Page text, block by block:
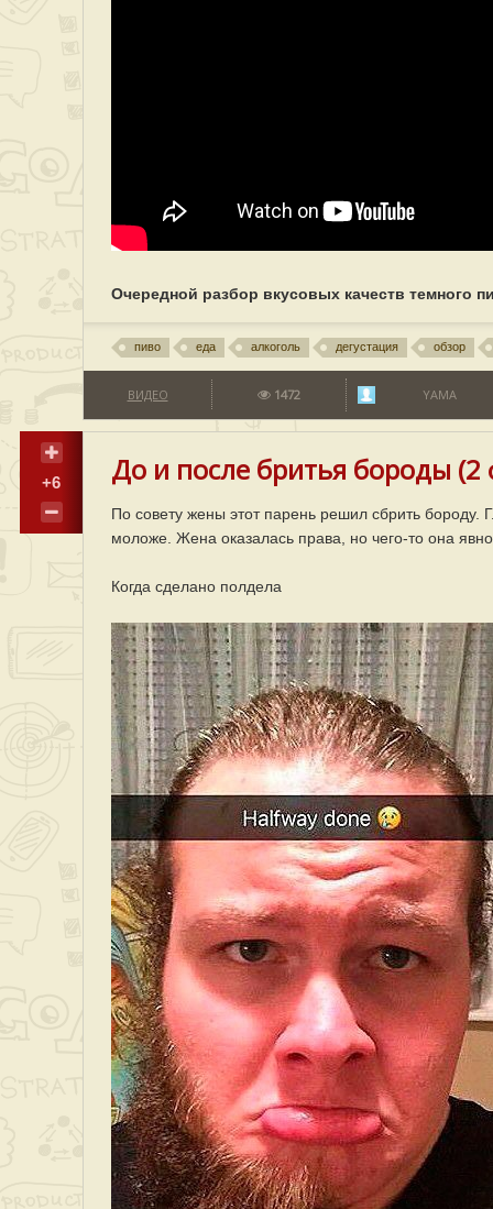
Очередной разбор вкусовых качеств темного
пиво еда алкоголь дегустация обзор
ВИДЕО 1472 YAMA
+6 До и после бритья бороды (2
По совету жены этот парень решил сбрить бороду.
моложе. Жена оказалась права, но чего-то она
Когда сделано полдела